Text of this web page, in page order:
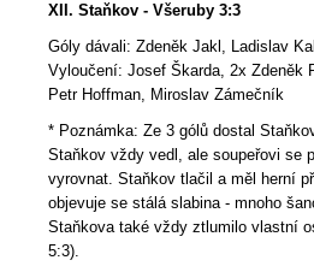
XII. Staňkov - Všeruby 3:3
Góly dávali: Zdeněk Jakl, Ladislav
Vyloučení: Josef Škarda, 2x Zdeněk
Petr Hoffman, Miroslav Zámečník
* Poznámka: Ze 3 gólů dostal
Staňkov vždy vedl, ale soupeřovi se
vyrovnat. Staňkov tlačil a měl herní
objevuje se stálá slabina - mnoho
Staňkova také vždy ztlumilo vlastní
5:3).